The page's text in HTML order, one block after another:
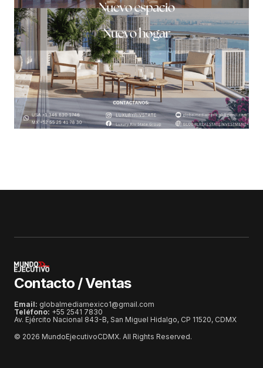
Contacto / Ventas
Email: globalmediamexico1@gmail.com
Teléfono: +55 2541 7830
Av. Ejército Nacional 843-B, San Miguel Hidalgo, CP 11520, CDMX
© 2026 MundoEjecutivoCDMX. All Rights Reserved.